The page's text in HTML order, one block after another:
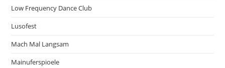
Low Frequency Dance Club
Lusofest
Mach Mal Langsam
Mainuferspioele